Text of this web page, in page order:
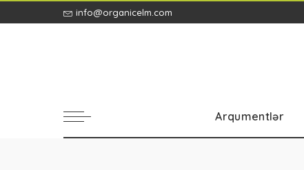
info@organicelm.com
Arqumentlər